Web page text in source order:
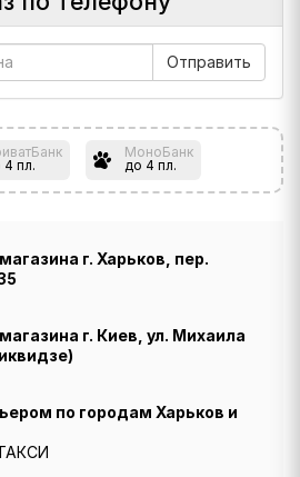
4 пл.
МоноБанк
до 4 пл.
г. Харьков, пер.
г. Киев, ул. Михаила
по городам Харьков и